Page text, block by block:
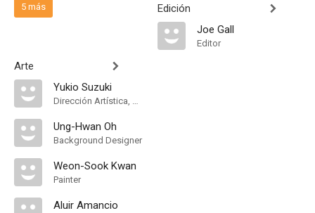
5 más
Arte
Yukio Suzuki
Dirección Artística, Storyboard Artist
Ung-Hwan Oh
Background Designer
Weon-Sook Kwan
Painter
Aluir Amancio
Edición
Joe Gall
Editor